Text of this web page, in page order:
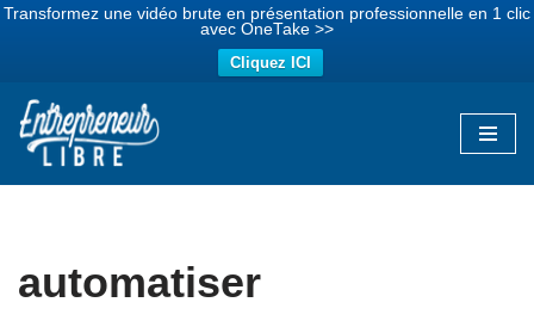
Transformez une vidéo brute en présentation professionnelle en 1 clic
avec OneTake >>
Cliquez ICI
Aller
automatiser